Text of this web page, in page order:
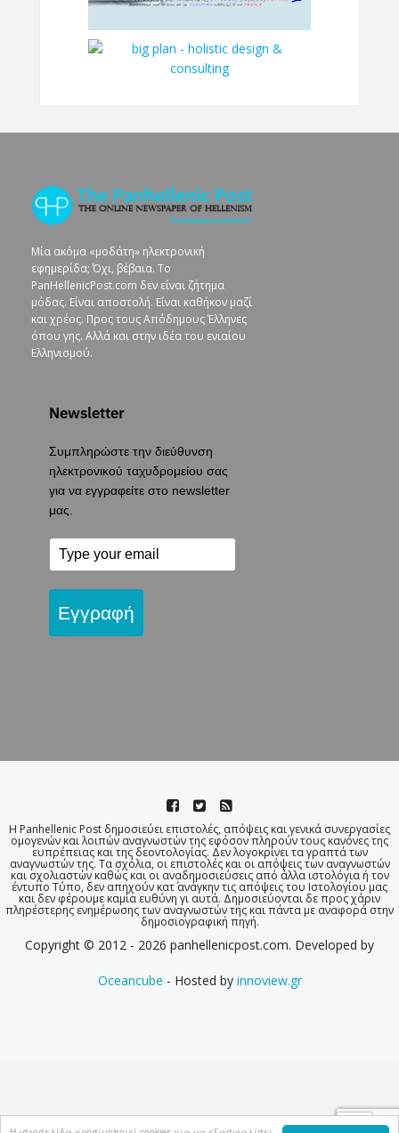
Μία ακόμα «μοδάτη» ηλεκτρονική
εφημερίδα; Όχι, βέβαια. To
PanHellenicPost.com δεν είναι ζήτημα
μόδας. Είναι αποστολή. Είναι καθήκον μαζί
και χρέος. Προς τους Απόδημους Έλληνες
όπου γης. Αλλά και στην ιδέα του ενιαίου
Ελληνισμού.
Newsletter
Συμπληρώστε την διεύθυνση
ηλεκτρονικού ταχυδρομείου σας
για να εγγραφείτε στο newsletter
μας.
Εγγραφή
Η Panhellenic Post δημοσιεύει επιστολές, απόψεις και γενικά συνεργασίες
ομογενών και λοιπών αναγνωστών της εφόσον πληρούν τους κανόνες της
ευπρέπειας και της δεοντολογίας. Δεν λογοκρίνει τα γραπτά των
αναγνωστών της. Τα σχόλια, οι επιστολές και οι απόψεις των αναγνωστών
και σχολιαστών καθώς και οι αναδημοσιεύσεις από άλλα ιστολόγια ή τον
έντυπο Τύπο, δεν απηχούν κατ΄ ανάγκην τις απόψεις του Ιστολογίου μας
και δεν φέρουμε καμία ευθύνη γι αυτά. Δημοσιεύονται δε προς χάριν
πληρέστερης ενημέρωσης των αναγνωστών της και πάντα με αναφορά στην
δημοσιογραφική πηγή.
Copyright © 2012 - 2026 panhellenicpost.com. Developed by
Oceancube - Hosted by innoview.gr